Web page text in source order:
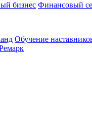
бизнес Финансовый
Обучение